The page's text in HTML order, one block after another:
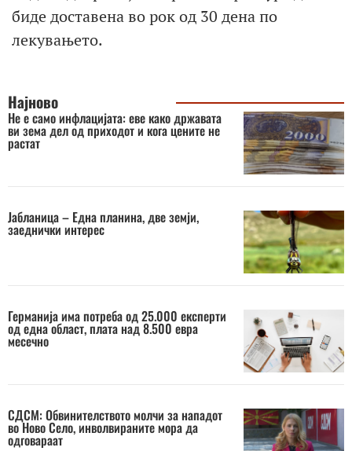
биде доставена во рок од 30 дена по
лекувањето.
Најново
Не е само инфлацијата: еве како државата
ви зема дел од приходот и кога цените не
растат
Јабланица – Една планина, две земји,
заеднички интерес
Германија има потреба од 25.000 експерти
од една област, плата над 8.500 евра
месечно
СДСМ: Обвинителството молчи за нападот
во Ново Село, инволвираните мора да
одговараат